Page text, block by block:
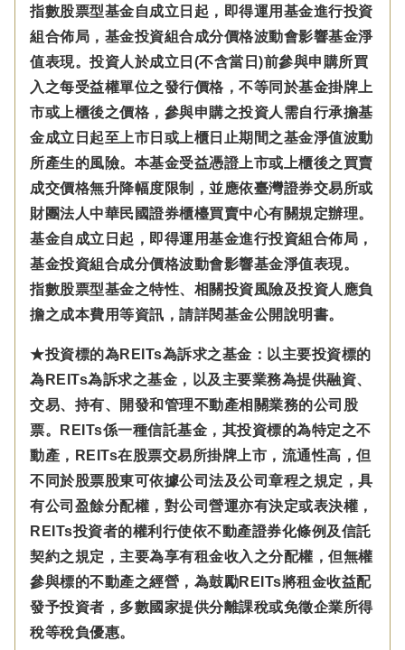
指數股票型基金自成立日起，即得運用基金進行投資
組合佈局，基金投資組合成分價格波動會影響基金淨
值表現。投資人於成立日(不含當日)前參與申購所買
入之每受益權單位之發行價格，不等同於基金掛牌上
市或上櫃後之價格，參與申購之投資人需自行承擔基
金成立日起至上市日或上櫃日止期間之基金淨值波動
所產生的風險。本基金受益憑證上市或上櫃後之買賣
成交價格無升降幅度限制，並應依臺灣證券交易所或
財團法人中華民國證券櫃檯買賣中心有關規定辦理。
基金自成立日起，即得運用基金進行投資組合佈局，
基金投資組合成分價格波動會影響基金淨值表現。
指數股票型基金之特性、相關投資風險及投資人應負
擔之成本費用等資訊，請詳閱基金公開說明書。
★投資標的為REITs為訴求之基金：以主要投資標的
為REITs為訴求之基金，以及主要業務為提供融資、
交易、持有、開發和管理不動產相關業務的公司股
票。REITs係一種信託基金，其投資標的為特定之不
動產，REITs在股票交易所掛牌上市，流通性高，但
不同於股票股東可依據公司法及公司章程之規定，具
有公司盈餘分配權，對公司營運亦有決定或表決權，
REITs投資者的權利行使依不動產證券化條例及信託
契約之規定，主要為享有租金收入之分配權，但無權
參與標的不動產之經營，為鼓勵REITs將租金收益配
發予投資者，多數國家提供分離課稅或免徵企業所得
稅等稅負優惠。